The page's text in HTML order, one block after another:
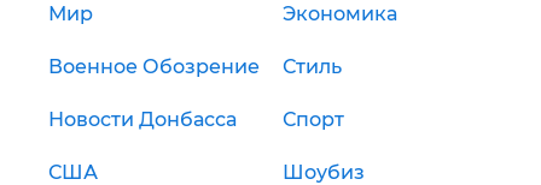
Мир Экономика
Военное Обозрение Стиль
Новости Донбасса Спорт
США Шоубиз